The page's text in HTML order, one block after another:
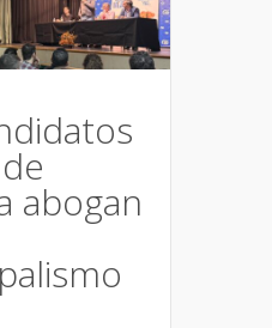
abogan